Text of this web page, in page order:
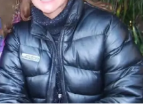
como la
Bernardo O’Higgins
Aucar, obras
comunitario.
Ugarte, expresó una
en su comuna tienen